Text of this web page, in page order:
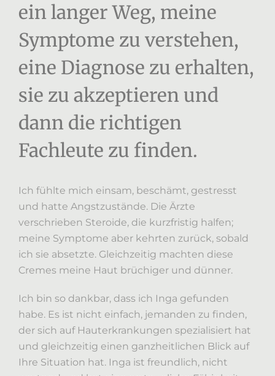
ein langer Weg, meine
Symptome zu verstehen,
eine Diagnose zu erhalten,
sie zu akzeptieren und
dann die richtigen
Fachleute zu finden.
Ich fühlte mich einsam, beschämt, gestresst
und hatte Angstzustände. Die Ärzte
verschrieben Steroide, die kurzfristig halfen;
meine Symptome aber kehrten zurück, sobald
ich sie absetzte. Gleichzeitig machten diese
Cremes meine Haut brüchiger und dünner.
Ich bin so dankbar, dass ich Inga gefunden
habe. Es ist nicht einfach, jemanden zu finden,
der sich auf Hauterkrankungen spezialisiert hat
und gleichzeitig einen ganzheitlichen Blick auf
Ihre Situation hat. Inga ist freundlich, nicht